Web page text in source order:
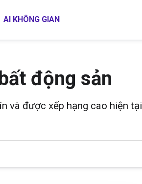
AI KHÔNG GIAN
động sản
và được xếp hạng cao hiện tại